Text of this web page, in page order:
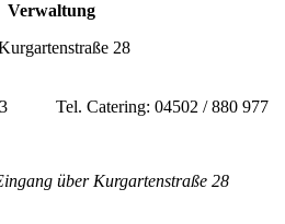
Verwaltung
28
03 Tel. Catering: 04502 / 880 977
über Kurgartenstraße 28